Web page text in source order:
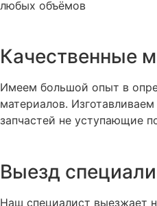
любых объёмов
Качественные
Имеем большой опыт в
материалов.
запчастей не уступающие
Выезд
Наш специалист выезжает